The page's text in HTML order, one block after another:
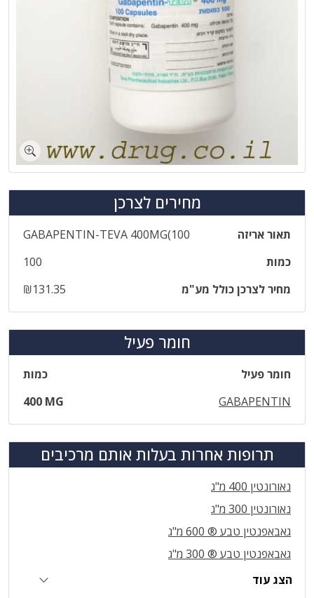
מחירים לצרכן
תאור אריזה
‎GABAPENTIN‎-‎TEVA‎ ‎400‎MG‎(‎100
כמות
100
מחיר לצרכן כולל מע"מ
₪131.35
חומר פעיל
חומר פעיל
כמות
GABAPENTIN
400 MG
תרופות אחרות בעלות אותם מרכיבים
נאורונטין 400 מ"ג
נאורונטין 300 מ"ג
גאבאפנטין טבע ® 600 מ"ג
גאבאפנטין טבע ® 300 מ"ג
הצג עוד